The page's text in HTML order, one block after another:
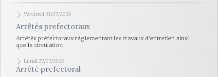
Vendredi 31/07/2026
Arrêtés prefectoraux
Arrêtés préfectoraux réglementant les travaux d’entretien ainsi
que la circulation
Lundi 27/07/2026
Arrêté prefectoral